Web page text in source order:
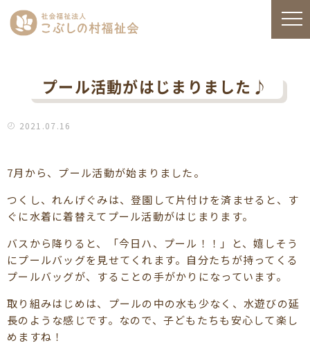
プール活動がはじまりました♪
2021.07.16
7月から、プール活動が始まりました。
つくし、れんげぐみは、登園して片付けを済ませると、す
ぐに水着に着替えてプール活動がはじまります。
バスから降りると、「今日ハ、プール！！」と、嬉しそう
にプールバッグを見せてくれます。自分たちが持ってくる
プールバッグが、することの手がかりになっています。
取り組みはじめは、プールの中の水も少なく、水遊びの延
長のような感じです。なので、子どもたちも安心して楽し
めますね！